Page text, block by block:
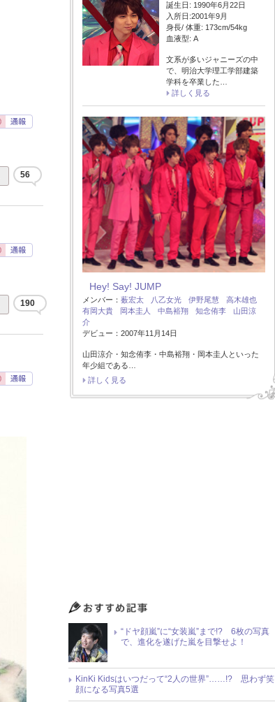
56
190
誕生日: 1990年6月22日
入所日:2001年9月
身長/ 体重: 173cm/54kg
血液型: A
文系が多いジャニーズの中
で、明治大学理工学部建築
学科を卒業した…
詳しく見る
Hey! Say! JUMP
メンバー： 薮宏太 八乙女光 伊野尾慧
高木雄也
有岡大貴
岡本圭人 中島裕翔 知念侑李
山田涼
介
デビュー：2007年11月14日
山田涼介・知念侑李・中島裕翔・岡本圭人といった
年少組である…
詳しく見る
“ドヤ顔嵐”に“女装嵐”まで!? 6枚の写真
で、進化を遂げた嵐を目撃せよ！
KinKi Kidsはいつだって“2人の世界”……!? 思わず笑
顔になる写真5選